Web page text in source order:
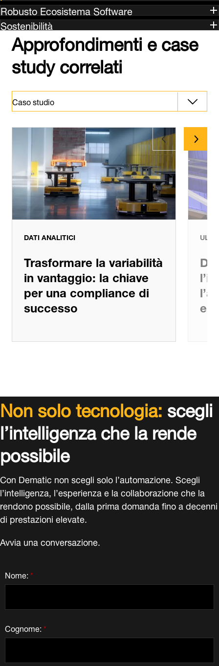
Robusto Ecosistema Software
Sostenibilità
Approfondimenti e case
study correlati
Caso studio
Dati analitici
Ultime notizie
DATI ANALITICI
Trasformare la variabilità
in vantaggio: la chiave
per una compliance di
successo
Non solo tecnologia:scegli
l’intelligenza che la rende
possibile
Con Dematic non scegli solo l’automazione. Scegli
l’intelligenza, l’esperienza e la collaborazione che la
rendono possibile, dalla prima domanda fino a decenni
di prestazioni elevate.
Avvia una conversazione.
*
Nome:
*
Cognome: